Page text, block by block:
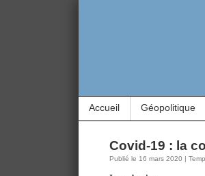
Accueil Géopolitique
Covid-19 : la
Publié le 16 mars 2020 |